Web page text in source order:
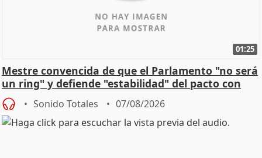
01:25
Mestre convencida de que el Parlamento "no será
un ring" y defiende "estabilidad" del pacto con
Vox
Sonido Totales 07/08/2026